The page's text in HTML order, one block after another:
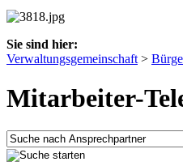
Sie sind hier:
Verwaltungsgemeinschaft >
Mitarbeiter-